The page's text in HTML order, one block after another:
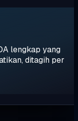
lengkap yang
ditagih per